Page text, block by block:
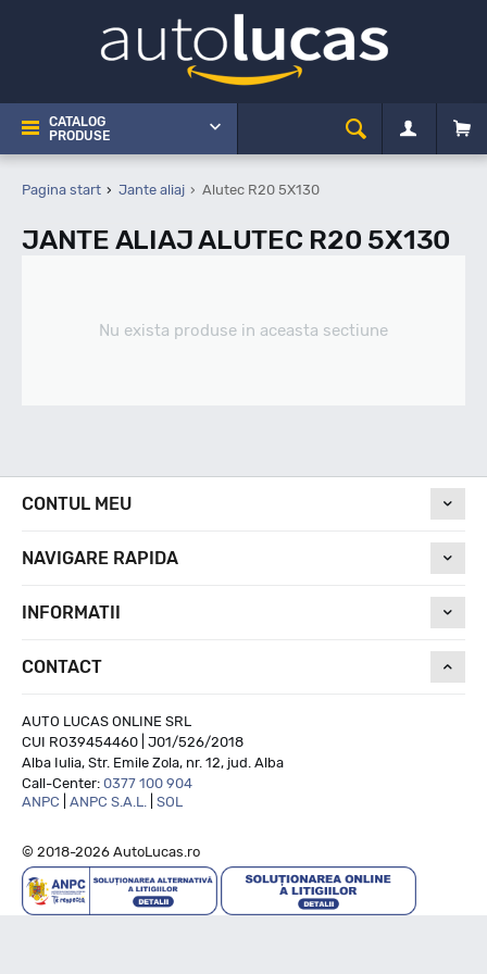
CATALOG
PRODUSE
Pagina start Jante aliaj Alutec R20 5X130
JANTE ALIAJ ALUTEC R20 5X130
Nu exista produse in aceasta sectiune
CONTUL MEU
NAVIGARE RAPIDA
INFORMATII
CONTACT
AUTO LUCAS ONLINE SRL
CUI RO39454460 | J01/526/2018
Alba Iulia, Str. Emile Zola, nr. 12, jud. Alba
Call-Center: 0377 100 904
ANPC
ANPC S.A.L. SOL
© 2018-2026 AutoLucas.ro